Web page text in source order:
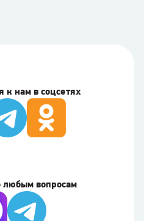
к нам в соцсетях
вопросам